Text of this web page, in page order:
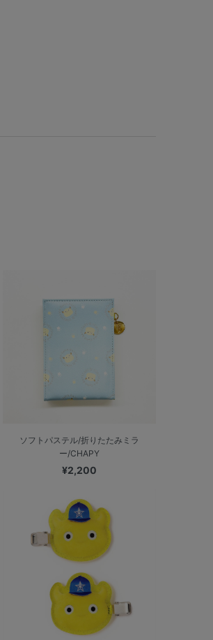
ソフトパステル/折りたたみミラ
ー/CHAPY
¥2,200